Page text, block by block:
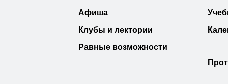
Афиша
Клубы и лектории
Равные возможности